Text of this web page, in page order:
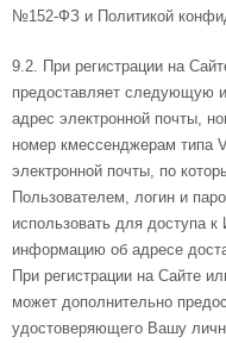
№152-ФЗ и Политикой
9.2. При регистрации на
предоставляет следующую
адрес электронной почты,
номер кмессенджерам типа
электронной почты, по
Пользователем, логин и
использовать для доступа
информацию об адресе
При регистрации на Сайте
может дополнительно
удостоверяющего Вашу